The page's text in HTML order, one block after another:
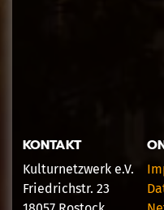
KONTAKT
Kulturnetzwerk e.V.
Friedrichstr. 23